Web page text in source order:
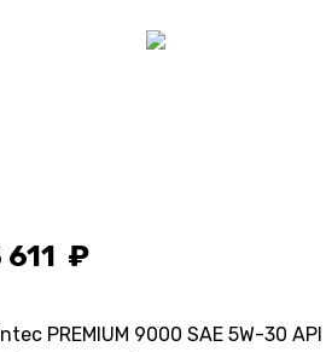
611
PREMIUM 9000 SAE 5W-30 API